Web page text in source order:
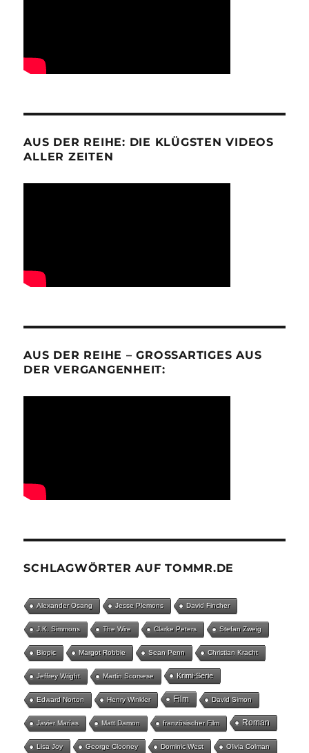
AUS DER REIHE: DIE KLÜGSTEN VIDEOS
ALLER ZEITEN
AUS DER REIHE – GROSSARTIGES AUS D
ER VERGANGENHEIT:
SCHLAGWÖRTER AUF TOMMR.DE
Alexander Osang Jesse Plemons David Fincher
J.K. Simmons The Wire Clarke Peters Stefan Zweig
Biopic Margot Robbie Sean Penn Christian Kracht
Jeffrey Wright Martin Scorsese Krimi-Serie
Edward Norton Henry Winkler Film David Simon
Javier Marías Matt Damon französischer Film Roman
Lisa Joy George Clooney Dominic West Olivia Colman